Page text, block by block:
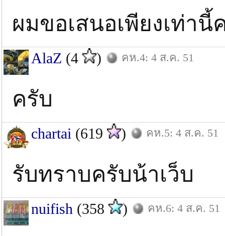
ผมขอเสนอเพียงเท่า
AlaZ (4 ) คห.4: 4 ส.ค. 51
ครับ
chartai (619 ) คห.5: 4 ส.ค. 51
รับทราบครับน้าเว็บ
nuifish (358 ) คห.6: 4 ส.ค. 51